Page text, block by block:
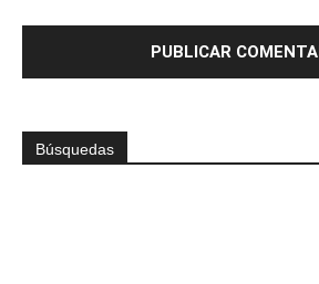
Búsquedas